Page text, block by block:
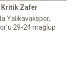
Kritik Zafer
Yalıkavakspor,
29-24 mağlup